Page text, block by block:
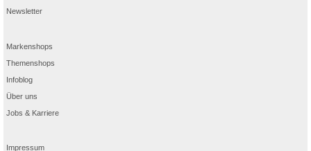
Newsletter
Markenshops
Themenshops
Infoblog
Über uns
Jobs & Karriere
Impressum